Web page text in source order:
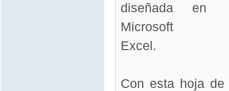
diseñada en
Microsoft
Excel.
Con esta hoja